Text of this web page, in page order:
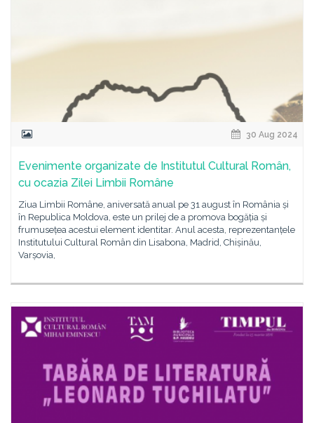
30 Aug 2024
Evenimente organizate de Institutul Cultural Român,
cu ocazia Zilei Limbii Române
Ziua Limbii Române, aniversată anual pe 31 august în România și
în Republica Moldova, este un prilej de a promova bogăția și
frumusețea acestui element identitar. Anul acesta, reprezentanțele
Institutului Cultural Român din Lisabona, Madrid, Chișinău,
Varșovia,